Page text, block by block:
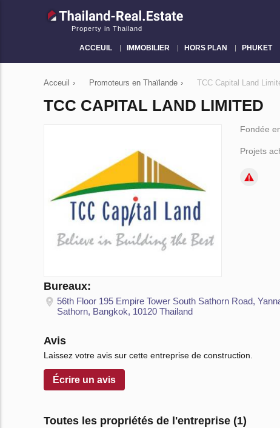
Property in Thailand
ACCEUIL IMMOBILIER HORS PLAN PHUKET
Acceuil › Promoteurs en Thaïlande › TCC Capital Land
TCC CAPITAL LAND LIMITED
Fondée
Projets
Bureaux:
56th Floor 195 Empire Tower South Sathorn Road,
Sathorn, Bangkok, 10120 Thailand
Avis
Laissez votre avis sur cette entreprise de construction.
Écrire un avis
Toutes les propriétés de l'entreprise (1)